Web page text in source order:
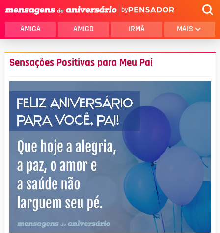
by
AMIGA AMIGO IRMÃ MAIS
Sensações Positivas para Meu Pai